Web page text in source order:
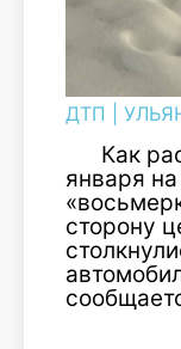
ДТП
Как
января
«
сторону